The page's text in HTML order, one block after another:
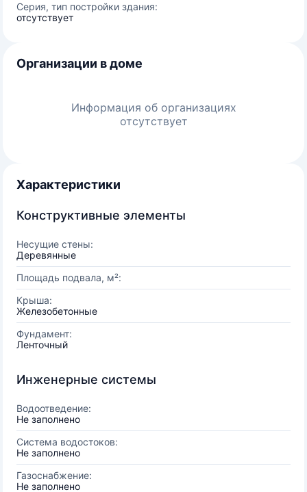
Серия, тип постройки здания:
отсутствует
Организации в доме
Информация об организациях
отсутствует
Характеристики
Конструктивные элементы
Несущие стены:
Деревянные
Площадь подвала, м²:
Крыша:
Железобетонные
Фундамент:
Ленточный
Инженерные системы
Водоотведение:
Не заполнено
Система водостоков:
Не заполнено
Газоснабжение:
Не заполнено